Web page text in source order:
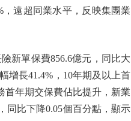
遠超同業水平，反映集團業
新單保費856.6億元，同比大
增長41.4%，10年期及以上首
首年期交保費佔比提升，新業
同比下降0.05個百分點，顯示